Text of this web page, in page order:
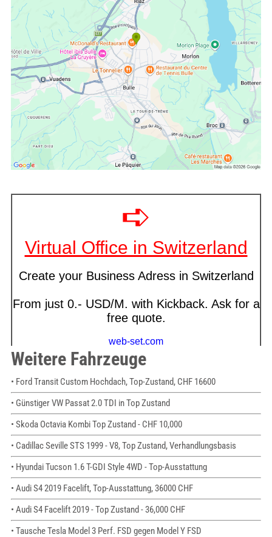
Weitere Fahrzeuge
• Ford Transit Custom Hochdach, Top-Zustand, CHF 16600
• Günstiger VW Passat 2.0 TDI in Top Zustand
• Skoda Octavia Kombi Top Zustand - CHF 10,000
• Cadillac Seville STS 1999 - V8, Top Zustand, Verhandlungsbasis
• Hyundai Tucson 1.6 T-GDI Style 4WD - Top-Ausstattung
• Audi S4 2019 Facelift, Top-Ausstattung, 36000 CHF
• Audi S4 Facelift 2019 - Top Zustand - 36,000 CHF
• Tausche Tesla Model 3 Perf. FSD gegen Model Y FSD